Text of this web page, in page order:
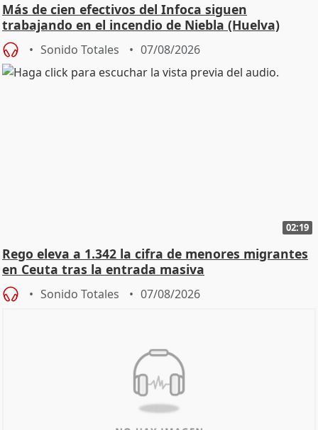
Más de cien efectivos del Infoca siguen
trabajando en el incendio de Niebla (Huelva)
Sonido Totales 07/08/2026
02:19
Rego eleva a 1.342 la cifra de menores migrantes
en Ceuta tras la entrada masiva
Sonido Totales 07/08/2026